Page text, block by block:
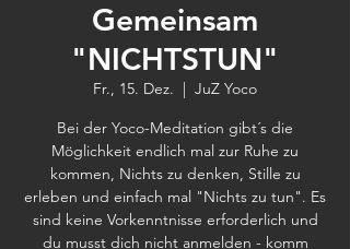
Gemeinsam
"NICHTSTUN"
Fr., 15. Dez.
  |
JuZ Yoco
Bei der Yoco-Meditation gibt´s die
Möglichkeit endlich mal zur Ruhe zu
kommen, Nichts zu denken, Stille zu
erleben und einfach mal "Nichts zu tun". Es
sind keine Vorkenntnisse erforderlich und
du musst dich nicht anmelden - komm